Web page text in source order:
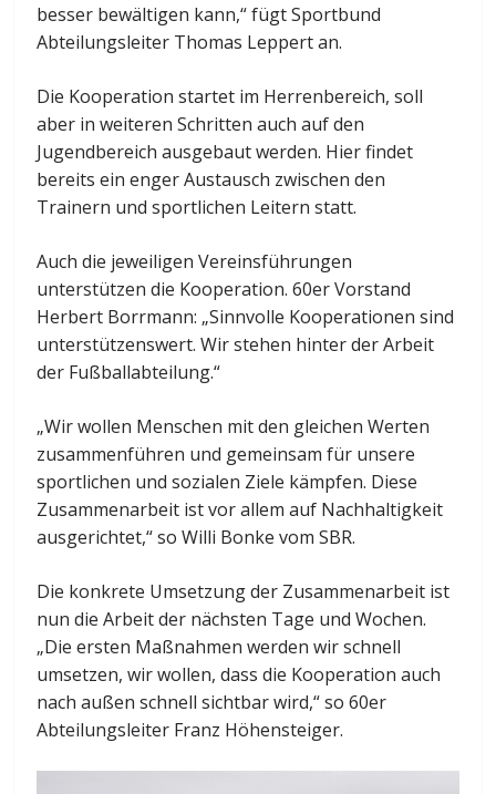
besser bewältigen kann,“ fügt Sportbund
Abteilungsleiter Thomas Leppert an.
Die Kooperation startet im Herrenbereich, soll
aber in weiteren Schritten auch auf den
Jugendbereich ausgebaut werden. Hier findet
bereits ein enger Austausch zwischen den
Trainern und sportlichen Leitern statt.
Auch die jeweiligen Vereinsführungen
unterstützen die Kooperation. 60er Vorstand
Herbert Borrmann: „Sinnvolle Kooperationen sind
unterstützenswert. Wir stehen hinter der Arbeit
der Fußballabteilung.“
„Wir wollen Menschen mit den gleichen Werten
zusammenführen und gemeinsam für unsere
sportlichen und sozialen Ziele kämpfen. Diese
Zusammenarbeit ist vor allem auf Nachhaltigkeit
ausgerichtet,“ so Willi Bonke vom SBR.
Die konkrete Umsetzung der Zusammenarbeit ist
nun die Arbeit der nächsten Tage und Wochen.
„Die ersten Maßnahmen werden wir schnell
umsetzen, wir wollen, dass die Kooperation auch
nach außen schnell sichtbar wird,“ so 60er
Abteilungsleiter Franz Höhensteiger.